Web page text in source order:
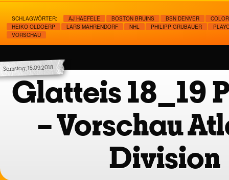
SCHLAGWÖRTER: AJ HAEFELE BOSTON BRUINS BSN DENVER
HEIKO OLDOERP
LARS MAHRENDORF NHL PHILIPP GRUBAUER
VORSCHAU
Samstag, 15.09.2018
Glatteis 18_19
– Vorschau
Division